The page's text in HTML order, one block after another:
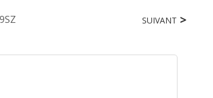
SUIVANT